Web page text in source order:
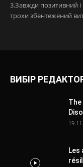
3.Завжди позитивний і
трохи збентежений
ВИБІР
Les